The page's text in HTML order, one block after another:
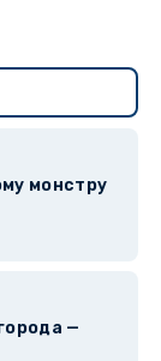
монстру
—